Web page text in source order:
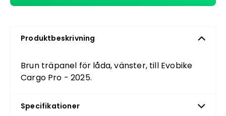
Produktbeskrivning
Brun träpanel för låda, vänster, till Evobike
Cargo Pro - 2025.
Specifikationer